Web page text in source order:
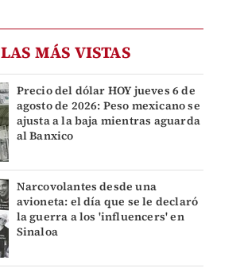
LAS MÁS VISTAS
Precio del dólar HOY jueves 6 de
agosto de 2026: Peso mexicano se
ajusta a la baja mientras aguarda
al Banxico
Narcovolantes desde una
avioneta: el día que se le declaró
la guerra a los 'influencers' en
Sinaloa